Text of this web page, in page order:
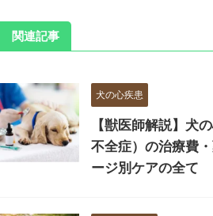
関連記事
犬の心疾患
【獣医師解説】犬
不全症）の治療費
ージ別ケアの全て